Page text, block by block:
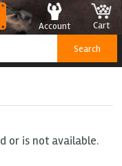
Cart
Account
or is not available.